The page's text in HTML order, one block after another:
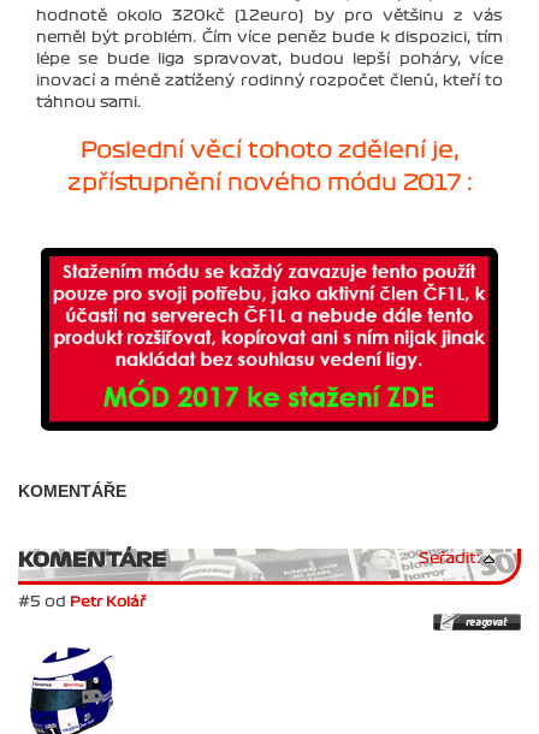
hodnotě okolo 320kč (12euro) by pro většinu z vás
neměl být problém. Čím více peněz bude k dispozici, tím
lépe se bude liga spravovat, budou lepší poháry, více
inovací a méně zatížený rodinný rozpočet členů, kteří to
táhnou sami.
Poslední věcí tohoto zdělení je,
zpřístupnění nového módu 2017 :
KOMENTÁŘE
KOMENTÁRE Seřadit:
#5 od Petr Kolář